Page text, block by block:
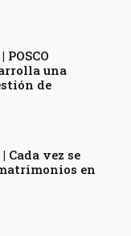
una
de
Cada vez se
en